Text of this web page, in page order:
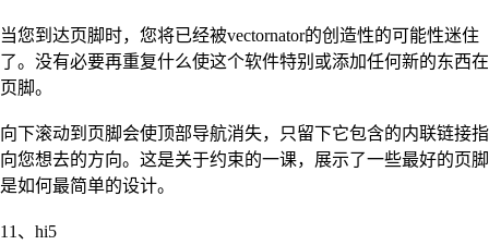
当您到达页脚时，您将已经被vectornator的创造性的可能性迷住
了。没有必要再重复什么使这个软件特别或添加任何新的东西在
页脚。
向下滚动到页脚会使顶部导航消失，只留下它包含的内联链接指
向您想去的方向。这是关于约束的一课，展示了一些最好的页脚
是如何最简单的设计。
11、hi5